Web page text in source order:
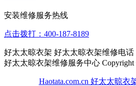
安装维修服务热线
点击拨打：400-187-8189
好太太晾衣架 好太太晾衣架维修电话
好太太晾衣架维修服务中心
Haotata.com.cn 好太太晾衣